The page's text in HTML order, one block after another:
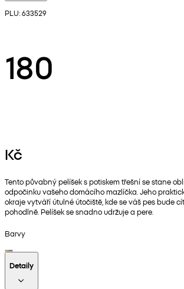
PLU: 633529
180
Kč
Tento půvabný pelíšek s potiskem třešní se stane
odpočinku vašeho domácího mazlíčka. Jeho
okraje vytváří útulné útočiště, kde se váš pes bude
pohodlně. Pelíšek se snadno udržuje a pere.
Barvy
Detaily